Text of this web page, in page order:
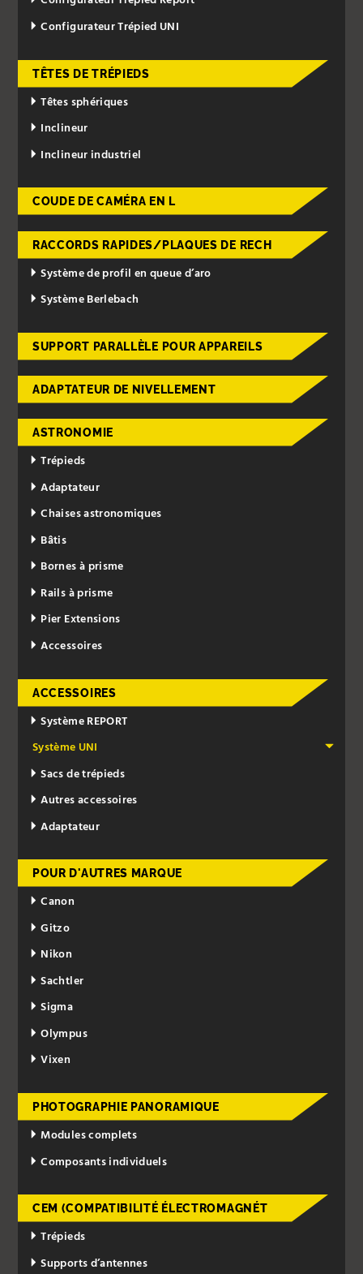
Configurateur Trépied UNI
TÊTES DE TRÉPIEDS
Têtes sphériques
Inclineur
Inclineur industriel
COUDE DE CAMÉRA EN L
RACCORDS RAPIDES/PLAQUES DE RECH
Système de profil en queue d’aro
Système Berlebach
SUPPORT PARALLÈLE POUR APPAREILS
ADAPTATEUR DE NIVELLEMENT
ASTRONOMIE
Trépieds
Adaptateur
Chaises astronomiques
Bâtis
Bornes à prisme
Rails à prisme
Pier Extensions
Accessoires
ACCESSOIRES
Système REPORT
Système UNI
Sacs de trépieds
Autres accessoires
Adaptateur
POUR D'AUTRES MARQUE
Canon
Gitzo
Nikon
Sachtler
Sigma
Olympus
Vixen
PHOTOGRAPHIE PANORAMIQUE
Modules complets
Composants individuels
CEM (COMPATIBILITÉ ÉLECTROMAGNÉT
Trépieds
Supports d’antennes